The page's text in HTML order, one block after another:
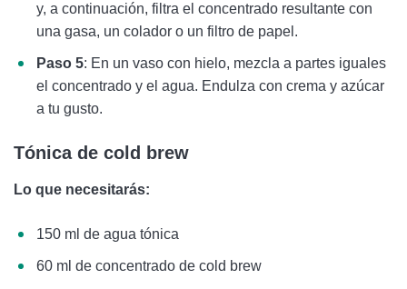
y, a continuación, filtra el concentrado resultante con
una gasa, un colador o un filtro de papel.
Paso 5: En un vaso con hielo, mezcla a partes iguales
el concentrado y el agua. Endulza con crema y azúcar
a tu gusto.
Tónica de cold brew
Lo que necesitarás:
150 ml de agua tónica
60 ml de concentrado de cold brew